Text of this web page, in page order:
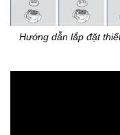
Hướng dẫn lắp đặt